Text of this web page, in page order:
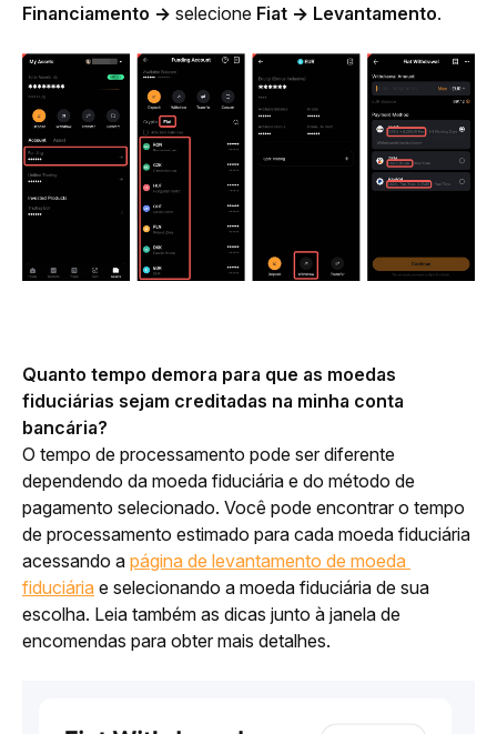
Financiamento → selecione Fiat → Levantamento.
Quanto tempo demora para que as moedas
fiduciárias sejam creditadas na minha conta
bancária?
O tempo de processamento pode ser diferente
dependendo da moeda fiduciária e do método de
pagamento selecionado. Você pode encontrar o tempo
de processamento estimado para cada moeda fiduciária
acessando a página de levantamento de moeda
fiduciária e selecionando a moeda fiduciária de sua
escolha. Leia também as dicas junto à janela de
encomendas para obter mais detalhes.